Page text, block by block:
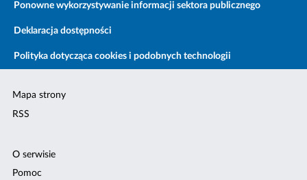
Ponowne wykorzystywanie informacji sektora publicznego
Deklaracja dostępności
Polityka dotycząca cookies i podobnych technologii
Mapa strony
RSS
O serwisie
Pomoc